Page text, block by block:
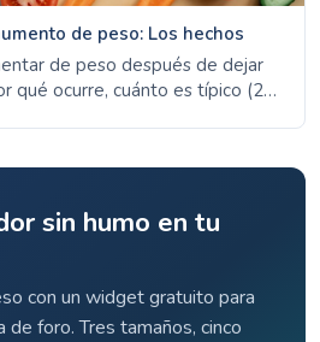
de peso: Los hechos
de peso después de dejar
qué ocurre, cuánto es típico (2-
sin humo en tu
con un widget gratuito para
foro. Tres tamaños, cinco